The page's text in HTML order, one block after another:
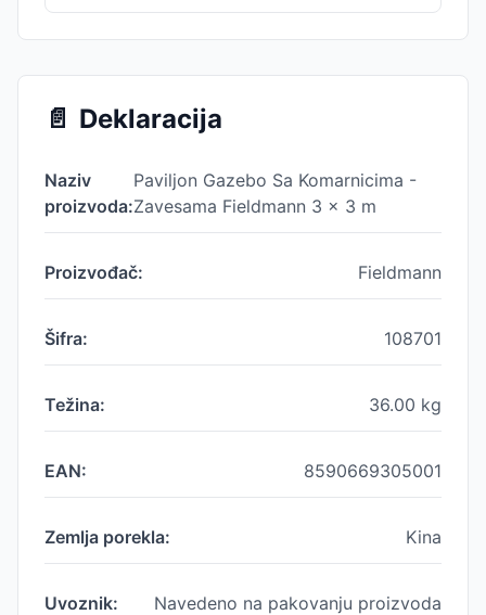
📄 Deklaracija
Naziv
proizvoda:
Paviljon Gazebo Sa Komarnicima -
Zavesama Fieldmann 3 x 3 m
Proizvođač: Fieldmann
Šifra: 108701
Težina: 36.00 kg
EAN: 8590669305001
Zemlja porekla: Kina
Uvoznik: Navedeno na pakovanju proizvoda